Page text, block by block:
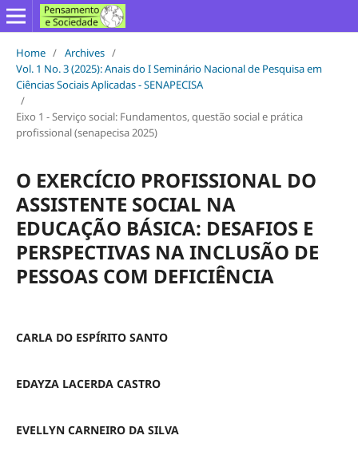
Home / Archives /
Vol. 1 No. 3 (2025): Anais do I Seminário Nacional de Pesquisa em
Ciências Sociais Aplicadas - SENAPECISA
/
Eixo 1 - Serviço social: Fundamentos, questão social e prática
profissional (senapecisa 2025)
O EXERCÍCIO PROFISSIONAL DO
ASSISTENTE SOCIAL NA
EDUCAÇÃO BÁSICA: DESAFIOS E
PERSPECTIVAS NA INCLUSÃO DE
PESSOAS COM DEFICIÊNCIA
CARLA DO ESPÍRITO SANTO
EDAYZA LACERDA CASTRO
EVELLYN CARNEIRO DA SILVA